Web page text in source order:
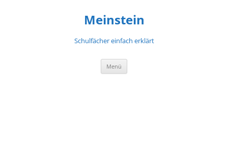
Meinstein
Schulfächer einfach erklärt
Menü